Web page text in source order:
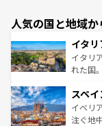
人気の国と地域か
イタリ
イタリ
れた国。
ろん、
景など
ピザや
スペイ
イベリ
注ぐ地